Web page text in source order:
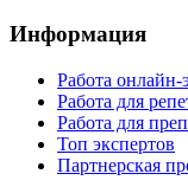
Информация
Работа онлайн-
Работа для
Работа для
Топ экспертов
Партнерская